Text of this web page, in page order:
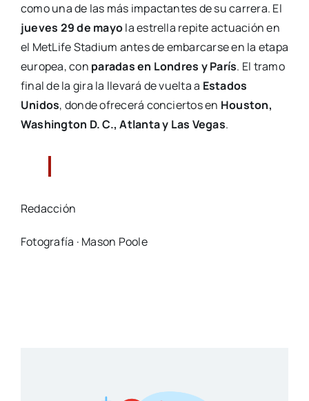
como una de las más impactantes de su carrera. El
jueves 29 de mayola estrella repite actuación en
el MetLife Stadium antes de embarcarse en la etapa
europea, con paradas en Londres y París. El tramo
final de la gira la llevará de vuelta a Estados
Unidos, donde ofrecerá conciertos en Houston,
Washington D. C., Atlanta y Las Vegas.
Redacción
Fotografía · Mason Poole